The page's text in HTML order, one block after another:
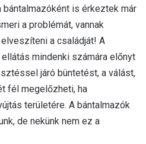
is érkeztek már
a problémát, vannak
a családját! A
mindenki számára előnyt
járó büntetést, a válást,
fél megelőzheti, ha
területére. A bántalmazók
de nekünk nem ez a